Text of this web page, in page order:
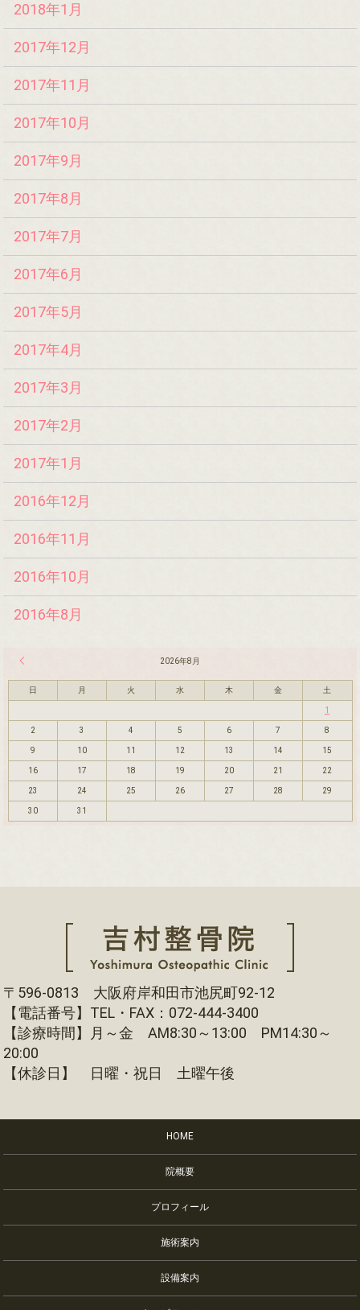
2018年1月
2017年12月
2017年11月
2017年10月
2017年9月
2017年8月
2017年7月
2017年6月
2017年5月
2017年4月
2017年3月
2017年2月
2017年1月
2016年12月
2016年11月
2016年10月
2016年8月
2026年8月
日 月 火 水 木 金 土
1
2 3 4 5 6 7 8
9 10 11 12 13 14 15
16 17 18 19 20 21 22
23 24 25 26 27 28 29
30 31
〒596-0813 大阪府岸和田市池尻町92-12
【電話番号】TEL・FAX：072-444-3400
【診療時間】月～金 AM8:30～13:00 PM14:30～
20:00
【休診日】 日曜・祝日 土曜午後
HOME
院概要
プロフィール
施術案内
設備案内